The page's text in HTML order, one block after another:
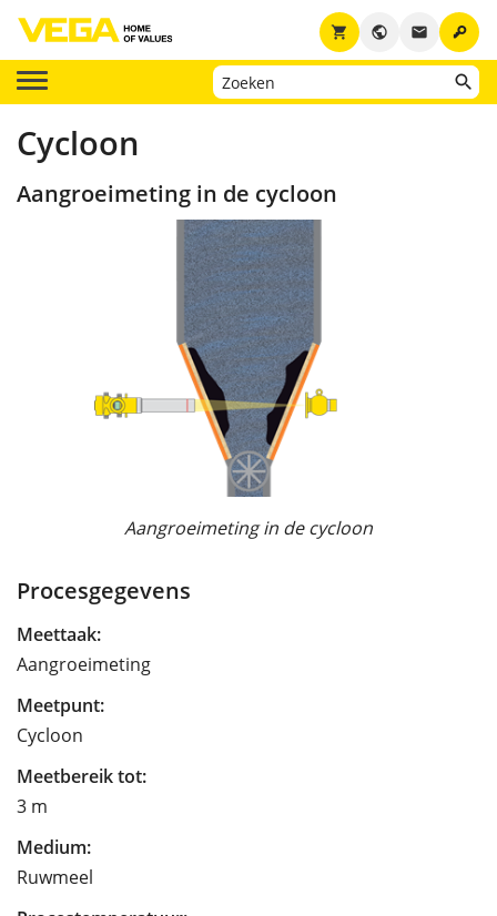
key
email
public
shopping_cart
Cycloon
Aangroeimeting in de cycloon
Aangroeimeting in de cycloon
Procesgegevens
Meettaak:
Aangroeimeting
Meetpunt:
Cycloon
Meetbereik tot:
3 m
Medium:
Ruwmeel